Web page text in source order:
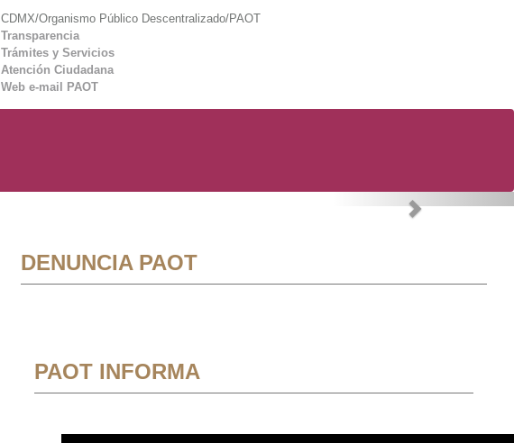
CDMX/Organismo Público Descentralizado/PAOT
Transparencia
Trámites y Servicios
Atención Ciudadana
Web e-mail PAOT
Next
DENUNCIA PAOT
PAOT INFORMA